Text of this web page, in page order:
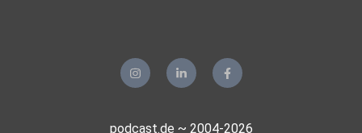
podcast.de ~ 2004-2026